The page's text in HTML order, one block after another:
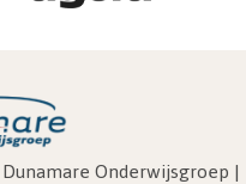
Onderwijsgroep |